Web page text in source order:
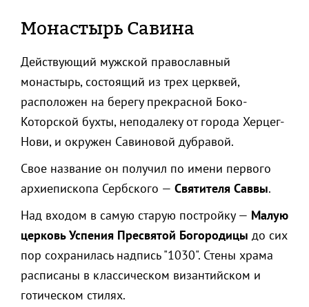
Монастырь Савина
Действующий мужской православный
монастырь, состоящий из трех церквей,
расположен на берегу прекрасной Боко-
Которской бухты, неподалеку от города Херцег-
Нови, и окружен Савиновой дубравой.
Свое название он получил по имени первого
архиепископа Сербского — Святителя Саввы.
Над входом в самую старую постройку — Малую
церковь Успения Пресвятой Богородицы до сих
пор сохранилась надпись "1030". Стены храма
расписаны в классическом византийском и
готическом стилях.